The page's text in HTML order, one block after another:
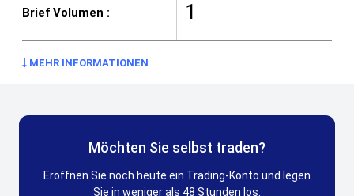
1
MEHR INFORMATIONEN
Möchten Sie selbst traden?
Eröffnen Sie noch heute ein Trading-Konto und legen
Sie in weniger als 48 Stunden los.